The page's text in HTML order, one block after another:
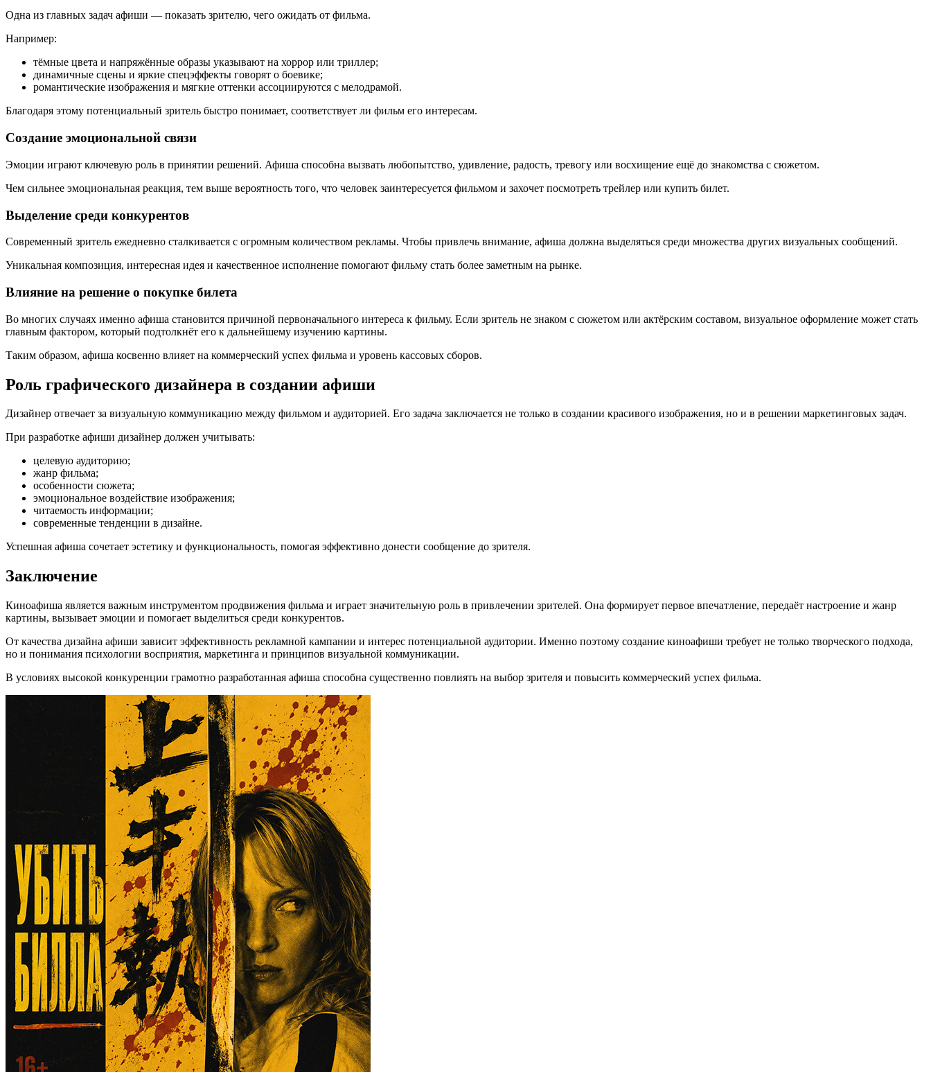
Одна из главных задач афиши — показать зрителю, чего ожидать от фильма.
Например:
тёмные цвета и напряжённые образы указывают на хоррор или триллер;
динамичные сцены и яркие спецэффекты говорят о боевике;
романтические изображения и мягкие оттенки ассоциируются с мелодрамой.
Благодаря этому потенциальный зритель быстро понимает, соответствует ли фильм его интересам.
Создание эмоциональной связи
Эмоции играют ключевую роль в принятии решений. Афиша способна вызвать любопытство, удивление, радость, тревогу или восхищение ещё до знакомства с сюжетом.
Чем сильнее эмоциональная реакция, тем выше вероятность того, что человек заинтересуется фильмом и захочет посмотреть трейлер или купить билет.
Выделение среди конкурентов
Современный зритель ежедневно сталкивается с огромным количеством рекламы. Чтобы привлечь внимание, афиша должна выделяться среди множества других визуальных сообщений.
Уникальная композиция, интересная идея и качественное исполнение помогают фильму стать более заметным на рынке.
Влияние на решение о покупке билета
Во многих случаях именно афиша становится причиной первоначального интереса к фильму. Если зритель не знаком с сюжетом или актёрским составом, визуальное оформление может стать
главным фактором, который подтолкнёт его к дальнейшему изучению картины.
Таким образом, афиша косвенно влияет на коммерческий успех фильма и уровень кассовых сборов.
Роль графического дизайнера в создании афиши
Дизайнер отвечает за визуальную коммуникацию между фильмом и аудиторией. Его задача заключается не только в создании красивого изображения, но и в решении маркетинговых задач.
При разработке афиши дизайнер должен учитывать:
целевую аудиторию;
жанр фильма;
особенности сюжета;
эмоциональное воздействие изображения;
читаемость информации;
современные тенденции в дизайне.
Успешная афиша сочетает эстетику и функциональность, помогая эффективно донести сообщение до зрителя.
Заключение
Киноафиша является важным инструментом продвижения фильма и играет значительную роль в привлечении зрителей. Она формирует первое впечатление, передаёт настроение и жанр
картины, вызывает эмоции и помогает выделиться среди конкурентов.
От качества дизайна афиши зависит эффективность рекламной кампании и интерес потенциальной аудитории. Именно поэтому создание киноафиши требует не только творческого подхода,
но и понимания психологии восприятия, маркетинга и принципов визуальной коммуникации.
В условиях высокой конкуренции грамотно разработанная афиша способна существенно повлиять на выбор зрителя и повысить коммерческий успех фильма.